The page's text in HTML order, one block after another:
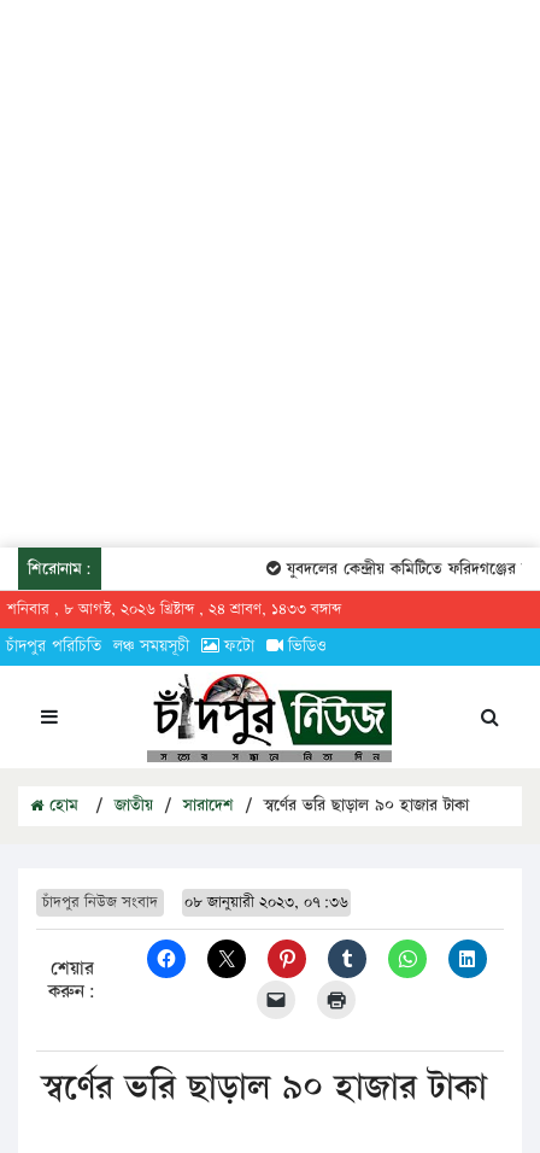
শিরোনাম: যুবদলের কেন্দ্রীয় কমিটিতে ফরিদগঞ্জের
শনিবার , ৮ আগস্ট, ২০২৬ খ্রিষ্টাব্দ , ২৪ শ্রাবণ, ১৪৩৩ বঙ্গাব্দ
চাঁদপুর পরিচিতি লঞ্চ সময়সূচী ফটো ভিডিও
হোম / জাতীয় / সারাদেশ / স্বর্ণের ভরি ছাড়াল ৯০ হাজার টাকা
চাঁদপুর নিউজ সংবাদ ০৮ জানুয়ারী ২০২৩, ০৭:৩৬
শেয়ার
করুন:
স্বর্ণের ভরি ছাড়াল ৯০ হাজার টাকা